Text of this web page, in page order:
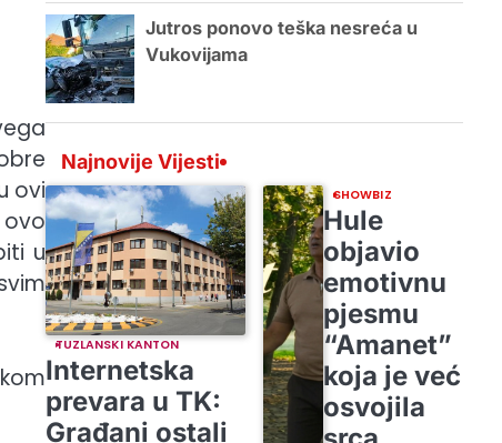
ovi
ovo
u
Jutros ponovo teška nesreća u
Vukovijama
Najnovije Vijesti
TUZLANSKI KANTON
Internetska
prevara u TK:
Građani ostali
SHOWBIZ
Hule
objavio
emotivnu
pjesmu
“Amanet”
koja je već
osvojila